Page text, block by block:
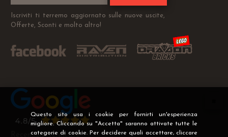
Questo sito usa i cookie per fornirti un'esperienza
migliore. Cliccando su "Accetta" saranno attivate tutte le
categorie di cookie. Per decidere quali accettare, cliccare
Iscriviti ti terremo aggiornato sulle nuove uscite,
Offerte, Sconti e molto altro!
Recensioni Verificate